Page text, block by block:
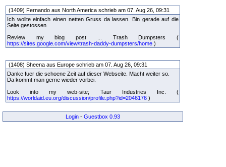
(1409) Fernando aus North America schrieb am 07. Aug 26, 09:31
Ich wollte einfach einen netten Gruss da lassen. Bin gerade auf die
Seite gestossen.
Review my blog post ... Trash Dumpsters (
https://sites.google.com/view/trash-daddy-dumpsters/home )
(1408) Sheena aus Europe schrieb am 07. Aug 26, 09:31
Danke fuer die schoene Zeit auf dieser Webseite. Macht weiter so.
Da kommt man gerne wieder vorbei.
Look into my web-site; Taur Industries Inc. (
https://worldaid.eu.org/discussion/profile.php?id=2046176 )
Login - Guestbox 0.93